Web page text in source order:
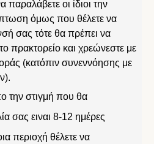
οι ίδιοι την
όμως που θέλετε να
σας τότε θα πρέπει να
πρακτορείο και χρεώνεστε με
(κατόπιν συνεννόησης με
την στιγμή που θα
σας ειναι 8-12 ημέρες
περιοχή θέλετε να